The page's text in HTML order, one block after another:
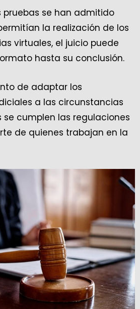
pruebas se han admitido
la realización de los
virtuales, el juicio puede
hasta su conclusión.
de adaptar los
a las circunstancias
cumplen las regulaciones
de quienes trabajan en la